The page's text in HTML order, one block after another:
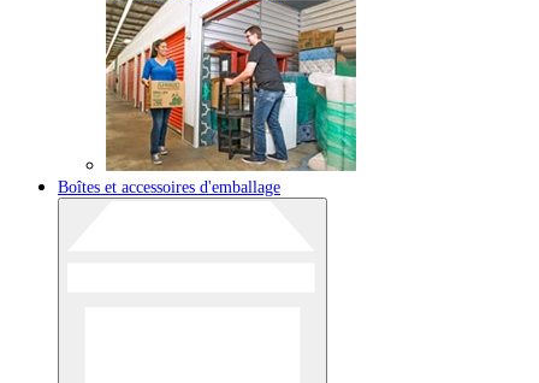
Boîtes et accessoires d'emballage